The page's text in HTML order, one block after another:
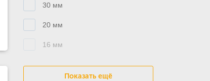
30 мм
20 мм
16 мм
Показать ещё